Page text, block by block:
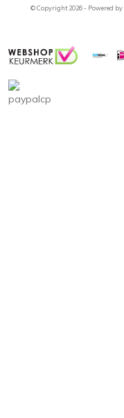
© Copyright 2026 - Powered by